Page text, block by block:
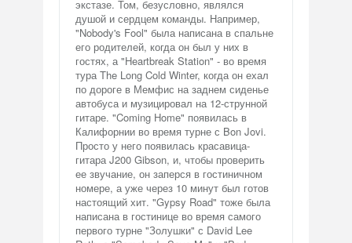
экстазе. Том, безусловно, являлся
душой и сердцем команды. Например,
"Nobody's Fool" была написана в спальне
его родителей, когда он был у них в
гостях, а "Heartbreak Station" - во время
тура The Long Cold Winter, когда он ехал
по дороге в Мемфис на заднем сиденье
автобуса и музицировал на 12-струнной
гитаре. "Coming Home" появилась в
Калифорнии во время турне с Bon Jovi.
Просто у него появилась красавица-
гитара J200 Gibson, и, чтобы проверить
ее звучание, он заперся в гостиничном
номере, а уже через 10 минут был готов
настоящий хит. "Gypsy Road" тоже была
написана в гостинице во время самого
первого турне "Золушки" с David Lee